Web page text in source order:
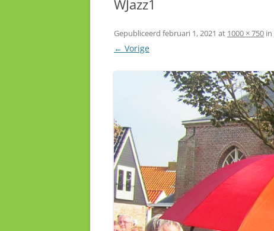
WJazz1
Gepubliceerd februari 1, 2021 at 1000 × 750 in
← Vorige